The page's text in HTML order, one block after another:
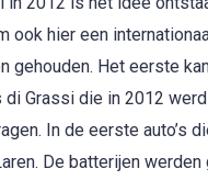
ook hier een
gehouden. Het eerste
di Grassi die in 2012
In de eerste auto’s
De batterijen